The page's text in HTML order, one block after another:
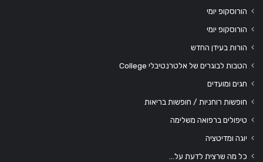
הורוסקופ יומי
הורוסקופ יומי
הורות בעידן החדש
הטבות לבוגרים של אלטרנטיבלי College
חגים ומועדים
חופשות רוחניות / חופשות בריאות
טיפולים ברפואה משלימה
יוגה ומדיטציה
כל מה שרצית לדעת על…